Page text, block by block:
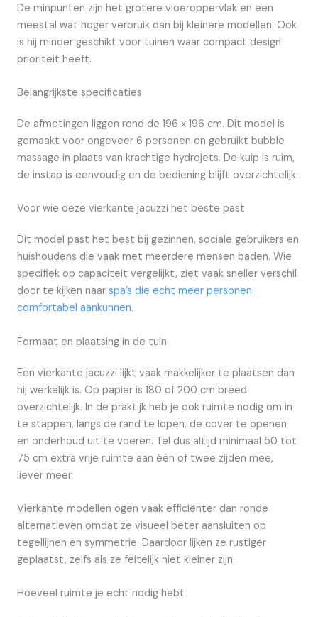
De minpunten zijn het grotere vloeroppervlak en een
meestal wat hoger verbruik dan bij kleinere modellen. Ook
is hij minder geschikt voor tuinen waar compact design
prioriteit heeft.
Belangrijkste specificaties
De afmetingen liggen rond de 196 x 196 cm. Dit model is
gemaakt voor ongeveer 6 personen en gebruikt bubble
massage in plaats van krachtige hydrojets. De kuip is ruim,
de instap is eenvoudig en de bediening blijft overzichtelijk.
Voor wie deze vierkante jacuzzi het beste past
Dit model past het best bij gezinnen, sociale gebruikers en
huishoudens die vaak met meerdere mensen baden. Wie
specifiek op capaciteit vergelijkt, ziet vaak sneller verschil
door te kijken naar spa’s die echt meer personen
comfortabel aankunnen.
Formaat en plaatsing in de tuin
Een vierkante jacuzzi lijkt vaak makkelijker te plaatsen dan
hij werkelijk is. Op papier is 180 of 200 cm breed
overzichtelijk. In de praktijk heb je ook ruimte nodig om in
te stappen, langs de rand te lopen, de cover te openen
en onderhoud uit te voeren. Tel dus altijd minimaal 50 tot
75 cm extra vrije ruimte aan één of twee zijden mee,
liever meer.
Vierkante modellen ogen vaak efficiënter dan ronde
alternatieven omdat ze visueel beter aansluiten op
tegellijnen en symmetrie. Daardoor lijken ze rustiger
geplaatst, zelfs als ze feitelijk niet kleiner zijn.
Hoeveel ruimte je echt nodig hebt